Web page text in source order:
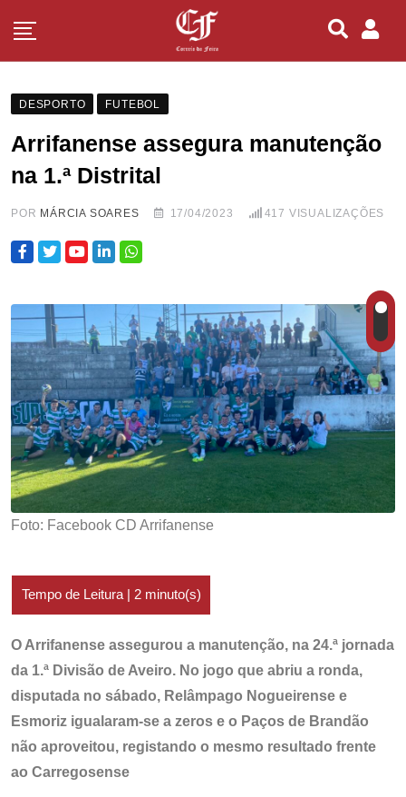
DESPORTO FUTEBOL
Arrifanense assegura manutenção
na 1.ª Distrital
POR MÁRCIA SOARES 17/04/2023 417 VISUALIZAÇÕES
Foto: Facebook CD Arrifanense
O Arrifanense assegurou a manutenção, na 24.ª jornada
da 1.ª Divisão de Aveiro. No jogo que abriu a ronda,
disputada no sábado, Relâmpago Nogueirense e
Esmoriz igualaram-se a zeros e o Paços de Brandão
não aproveitou, registando o mesmo resultado frente
ao Carregosense